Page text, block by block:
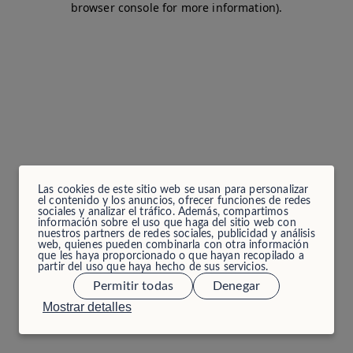
Las cookies de este sitio web se usan para personalizar
el contenido y los anuncios, ofrecer funciones de redes
sociales y analizar el tráfico. Además, compartimos
información sobre el uso que haga del sitio web con
nuestros partners de redes sociales, publicidad y análisis
web, quienes pueden combinarla con otra información
que les haya proporcionado o que hayan recopilado a
partir del uso que haya hecho de sus servicios.
Mostrar detalles
Permitir todas Denegar
browser console for more information).